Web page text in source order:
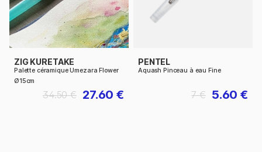
ZIG KURETAKE
Palette céramique Umezara Flower
Ø15cm
27.60 €
34.50 €
PENTEL
Aquash Pinceau à eau Fine
5.60 €
7 €